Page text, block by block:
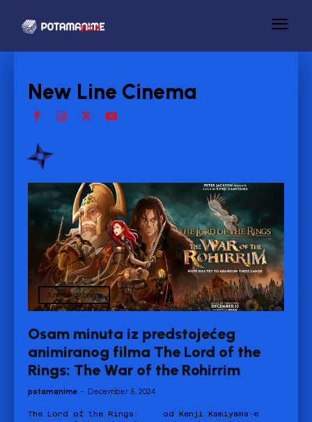
New Line Cinema
Anime/Manga
Osam minuta iz predstojećeg
animiranog filma The Lord of the
Rings: The War of the Rohirrim
potamanime - December 5, 2024
The Lord of the Rings:
od Kenji Kamiyama-e